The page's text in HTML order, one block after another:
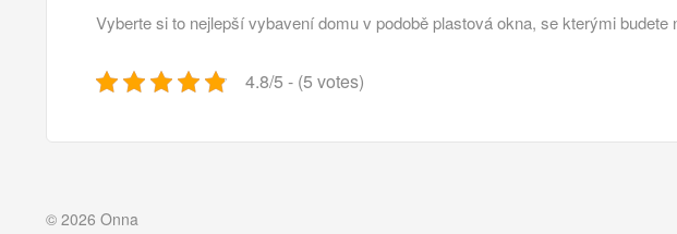
Vyberte si to nejlepší vybavení domu v podobě plastová okna, se kterými budete
4.8/5 - (5 votes)
© 2026 Onna